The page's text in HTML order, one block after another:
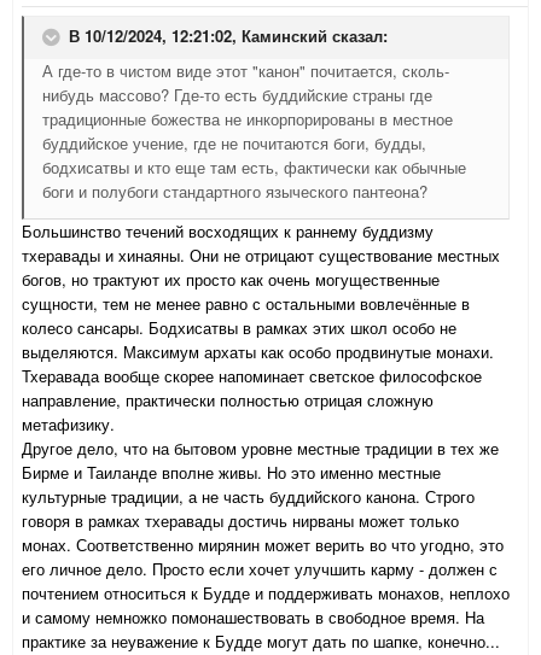
В 10/12/2024, 12:21:02, Каминский сказал:
А где-то в чистом виде этот "канон" почитается, сколь-
нибудь массово? Где-то есть буддийские страны где
традиционные божества не инкорпорированы в местное
буддийское учение, где не почитаются боги, будды,
бодхисатвы и кто еще там есть, фактически как обычные
боги и полубоги стандартного языческого пантеона?
Большинство течений восходящих к раннему буддизму
тхеравады и хинаяны. Они не отрицают существование местных
богов, но трактуют их просто как очень могущественные
сущности, тем не менее равно с остальными вовлечённые в
колесо сансары. Бодхисатвы в рамках этих школ особо не
выделяются. Максимум архаты как особо продвинутые монахи.
Тхеравада вообще скорее напоминает светское философское
направление, практически полностью отрицая сложную
метафизику.
Другое дело, что на бытовом уровне местные традиции в тех же
Бирме и Таиланде вполне живы. Но это именно местные
культурные традиции, а не часть буддийского канона. Строго
говоря в рамках тхеравады достичь нирваны может только
монах. Соответственно мирянин может верить во что угодно, это
его личное дело. Просто если хочет улучшить карму - должен с
почтением относиться к Будде и поддерживать монахов, неплохо
и самому немножко помонашествовать в свободное время. На
практике за неуважение к Будде могут дать по шапке, конечно...